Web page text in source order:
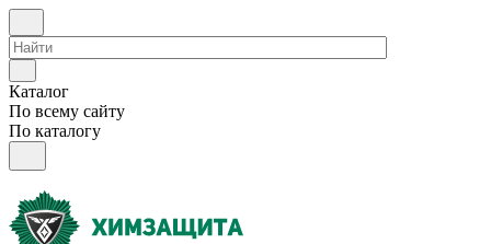
Каталог
По всему сайту
По каталогу